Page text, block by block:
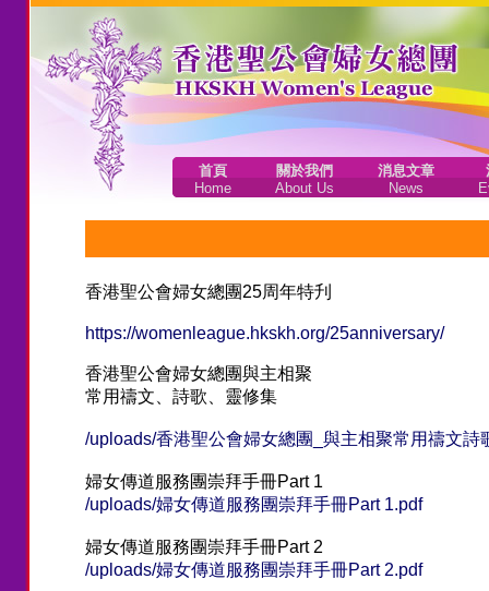
首頁
Home
關於我們
About Us
消息文章
News
香港聖公會婦女總團25周年特刋
https://womenleague.hkskh.org/25anniversary/
香港聖公會婦女總團與主相聚
常用禱文、詩歌、靈修集
/uploads/香港聖公會婦女總團_與主相聚常用禱文詩
婦女傳道服務團崇拜手冊Part 1
/uploads/婦女傳道服務團崇拜手冊Part 1.pdf
婦女傳道服務團崇拜手冊Part 2
/uploads/婦女傳道服務團崇拜手冊Part 2.pdf